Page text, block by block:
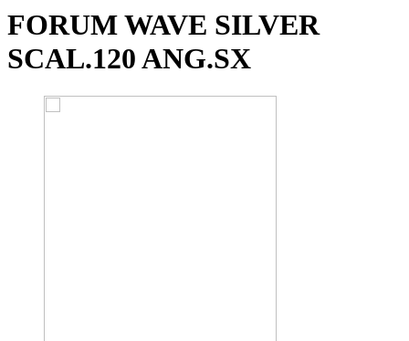
FORUM WAVE SILVER
SCAL.120 ANG.SX